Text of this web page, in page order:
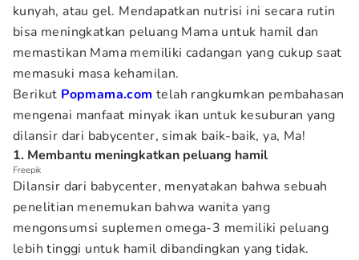
kunyah, atau gel. Mendapatkan nutrisi ini secara rutin
bisa meningkatkan peluang Mama untuk hamil dan
memastikan Mama memiliki cadangan yang cukup saat
memasuki masa kehamilan.
Berikut Popmama.com telah rangkumkan pembahasan
mengenai manfaat minyak ikan untuk kesuburan yang
dilansir dari babycenter, simak baik-baik, ya, Ma!
1. Membantu meningkatkan peluang hamil
Freepik
Dilansir dari babycenter, menyatakan bahwa sebuah
penelitian menemukan bahwa wanita yang
mengonsumsi suplemen omega-3 memiliki peluang
lebih tinggi untuk hamil dibandingkan yang tidak.